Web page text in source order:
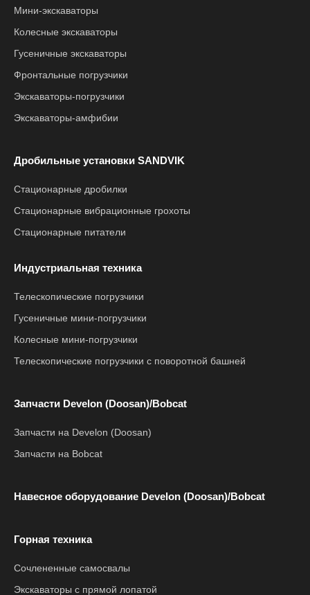
Мини-экскаваторы
Колесные экскаваторы
Гусеничные экскаваторы
Фронтальные погрузчики
Экскаваторы-погрузчики
Экскаваторы-амфибии
Дробильные установки SANDVIK
Стационарные дробилки
Стационарные вибрационные грохоты
Стационарные питатели
Индустриальная техника
Телескопические погрузчики
Гусеничные мини-погрузчики
Колесные мини-погрузчики
Телескопические погрузчики с поворотной башней
Запчасти Develon (Doosan)/Bobcat
Запчасти на Develon (Doosan)
Запчасти на Bobcat
Навесное оборудование Develon (Doosan)/Bobcat
Горная техника
Сочлененные самосвалы
Экскаваторы с прямой лопатой